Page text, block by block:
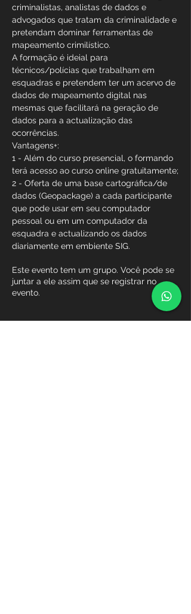
criminalistas, analistas de dados e
advogados que tratam da criminalidade e
pretendam dominar ferramentas de
mapeamento crimilístico.
A formação é ideial para
técnicos/polícias que trabalham em
esquadras e pretendem ter um acervo de
dados de mapeamento digital nas
mesmas que facilitará na geração de
dados para a actualização das
ocorrências.
Vantagens+:
1 - Além do curso presencial, o formando
terá acesso ao curso online gratuitamente;
2 - Oferta de uma base cartográfica/de
dados (Geopackage) a cada participante
que pode usar em seu computador
pessoal ou em um computador da
esquadra e actualizando os dados
diariamente em embiente SIG.
Este evento tem um grupo. Você pode se
juntar a ele assim que se registrar no
evento.